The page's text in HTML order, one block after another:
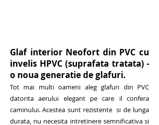
Glaf interior Neofort din PVC cu
invelis HPVC (suprafata tratata) -
o noua generatie de glafuri.
Tot mai multi oameni aleg glafuri din PVC
datorita aerului elegant pe care il confera
caminului. Acestea sunt rezistente si de lunga
durata, nu necesita intretinere semnificativa si